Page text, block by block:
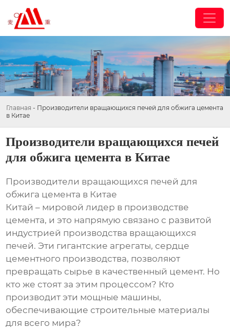
Главная - Производители вращающихся печей для обжига цемента
в Китае
Производители вращающихся печей
для обжига цемента в Китае
Производители вращающихся печей для
обжига цемента в Китае
Китай – мировой лидер в производстве
цемента, и это напрямую связано с развитой
индустрией производства вращающихся
печей. Эти гигантские агрегаты, сердце
цементного производства, позволяют
превращать сырье в качественный цемент. Но
кто же стоят за этим процессом? Кто
производит эти мощные машины,
обеспечивающие строительные материалы
для всего мира?